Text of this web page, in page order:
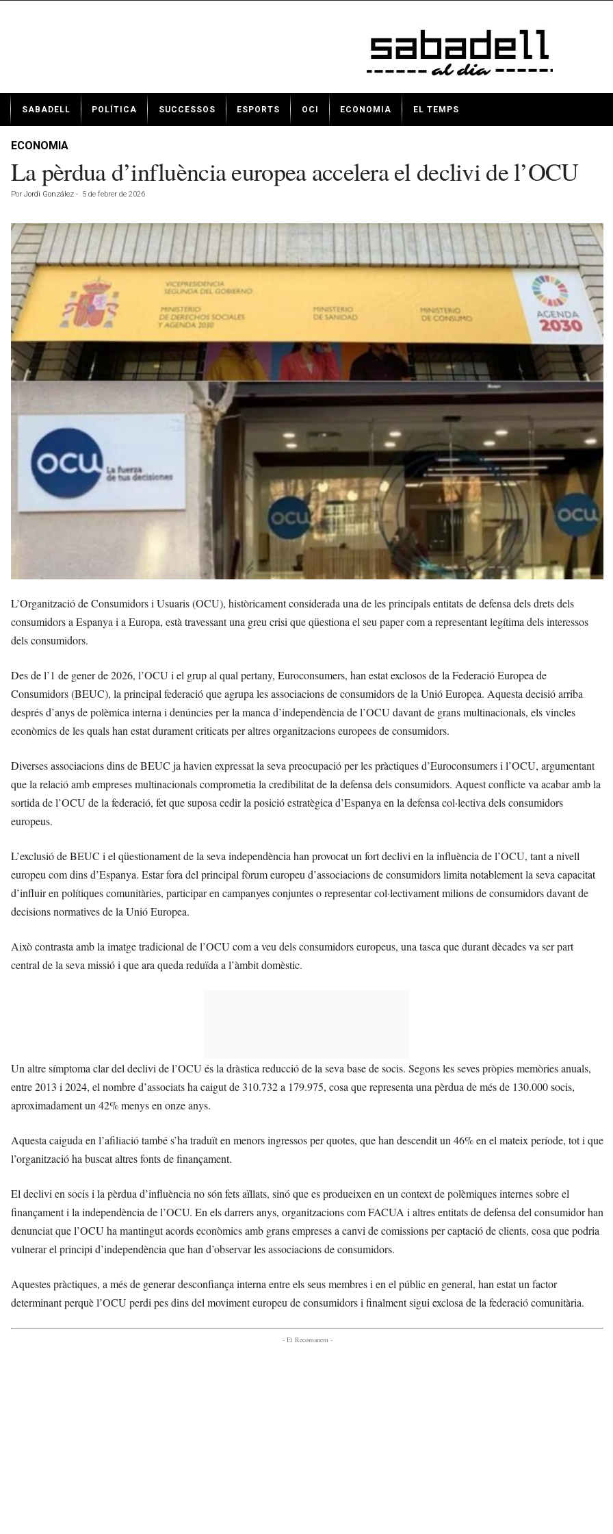
t
SABADELL POLÍTICA SUCCESSOS ESPORTS OCI ECONOMIA EL TEMPS
ECONOMIA
La pèrdua d’influència europea accelera el declivi de l’OCU
Por Jordi González - 5 de febrer de 2026
L’Organització de Consumidors i Usuaris (OCU), històricament considerada una de les principals entitats de defensa dels drets dels
consumidors a Espanya i a Europa, està travessant una greu crisi que qüestiona el seu paper com a representant legítima dels interessos
dels consumidors.
Des de l’1 de gener de 2026, l’OCU i el grup al qual pertany, Euroconsumers, han estat exclosos de la Federació Europea de
Consumidors (BEUC), la principal federació que agrupa les associacions de consumidors de la Unió Europea. Aquesta decisió arriba
després d’anys de polèmica interna i denúncies per la manca d’independència de l’OCU davant de grans multinacionals, els vincles
econòmics de les quals han estat durament criticats per altres organitzacions europees de consumidors.
Diverses associacions dins de BEUC ja havien expressat la seva preocupació per les pràctiques d’Euroconsumers i l’OCU, argumentant
que la relació amb empreses multinacionals comprometia la credibilitat de la defensa dels consumidors. Aquest conflicte va acabar amb la
sortida de l’OCU de la federació, fet que suposa cedir la posició estratègica d’Espanya en la defensa col·lectiva dels consumidors
europeus.
L’exclusió de BEUC i el qüestionament de la seva independència han provocat un fort declivi en la influència de l’OCU, tant a nivell
europeu com dins d’Espanya. Estar fora del principal fòrum europeu d’associacions de consumidors limita notablement la seva capacitat
d’influir en polítiques comunitàries, participar en campanyes conjuntes o representar col·lectivament milions de consumidors davant de
decisions normatives de la Unió Europea.
Això contrasta amb la imatge tradicional de l’OCU com a veu dels consumidors europeus, una tasca que durant dècades va ser part
central de la seva missió i que ara queda reduïda a l’àmbit domèstic.
Un altre símptoma clar del declivi de l’OCU és la dràstica reducció de la seva base de socis. Segons les seves pròpies memòries anuals,
entre 2013 i 2024, el nombre d’associats ha caigut de 310.732 a 179.975, cosa que representa una pèrdua de més de 130.000 socis,
aproximadament un 42% menys en onze anys.
Aquesta caiguda en l’afiliació també s’ha traduït en menors ingressos per quotes, que han descendit un 46% en el mateix període, tot i que
l’organització ha buscat altres fonts de finançament.
El declivi en socis i la pèrdua d’influència no són fets aïllats, sinó que es produeixen en un context de polèmiques internes sobre el
finançament i la independència de l’OCU. En els darrers anys, organitzacions com FACUA i altres entitats de defensa del consumidor han
denunciat que l’OCU ha mantingut acords econòmics amb grans empreses a canvi de comissions per captació de clients, cosa que podria
vulnerar el principi d’independència que han d’observar les associacions de consumidors.
Aquestes pràctiques, a més de generar desconfiança interna entre els seus membres i en el públic en general, han estat un factor
determinant perquè l’OCU perdi pes dins del moviment europeu de consumidors i finalment sigui exclosa de la federació comunitària.
- Et Recomanem -